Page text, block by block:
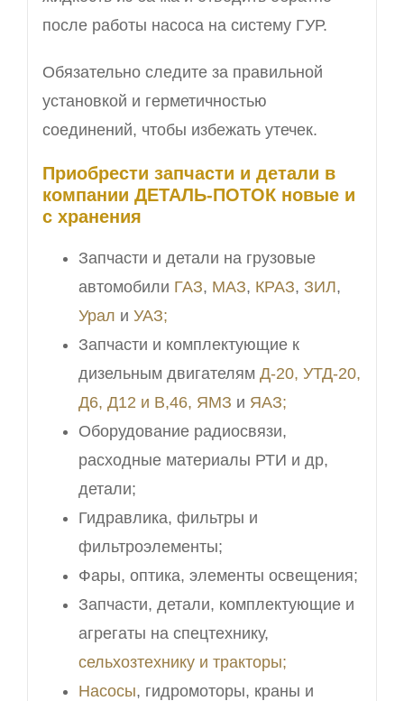
после работы насоса на систему ГУР.
Обязательно следите за правильной
установкой и герметичностью
соединений, чтобы избежать утечек.
Приобрести запчасти и детали в
компании ДЕТАЛЬ-ПОТОК новые и
с хранения
Запчасти и детали на грузовые
автомобили ГАЗ, МАЗ, КРАЗ, ЗИЛ,
Урал и УАЗ;
Запчасти и комплектующие к
дизельным двигателям Д-20, УТД-20,
Д6, Д12 и В,46, ЯМЗ и ЯАЗ;
Оборудование радиосвязи,
расходные материалы РТИ и др,
детали;
Гидравлика, фильтры и
фильтроэлементы;
Фары, оптика, элементы освещения;
Запчасти, детали, комплектующие и
агрегаты на спецтехнику,
сельхозтехнику и тракторы;
Насосы, гидромоторы, краны и